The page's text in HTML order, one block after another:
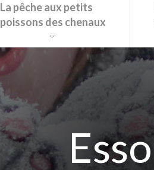
La pêche aux petits
poissons des chenaux
Esso